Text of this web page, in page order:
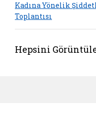
Kadına Yönelik
Toplantısı
Hepsini